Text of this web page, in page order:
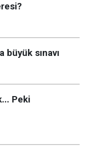
büyük sınavı
Peki